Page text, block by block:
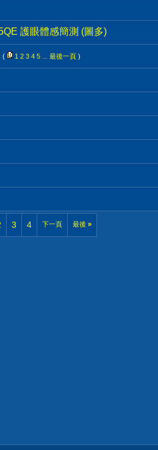
護眼體感簡測 (圖多)
( 1 2 3 4 5 最後一頁 )
3 4 下一頁 最後 »